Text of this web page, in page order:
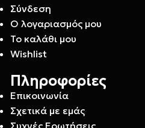
Σύνδεση
Ο λογαριασμός μου
Το καλάθι μου
Wishlist
Πληροφορίες
Επικοινωνία
Σχετικά με εμάς
Συχνές Ερωτήσεις